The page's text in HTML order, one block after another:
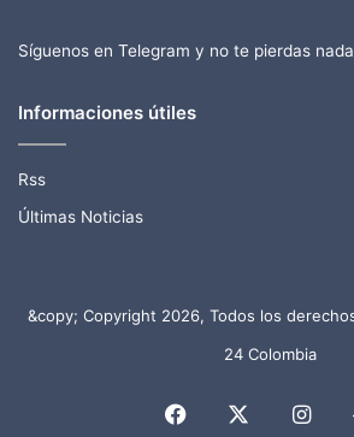
Síguenos en Telegram y no te pierdas nada
Informaciones útiles
Rss
Últimas Noticias
&copy; Copyright 2026, Todos los
24 Colombia
Facebook